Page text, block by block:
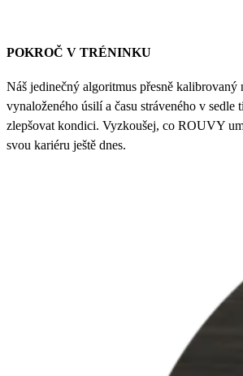
POKROČ V TRÉNINKU
Náš jedinečný algoritmus přesně kalibrovaný
vynaloženého úsilí a času stráveného v sedle
zlepšovat kondici. Vyzkoušej, co ROUVY
svou kariéru ještě dnes.